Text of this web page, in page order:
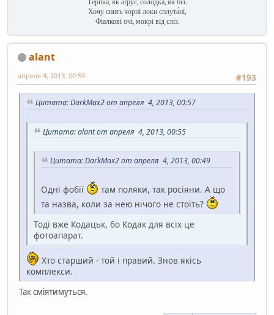
Хочу снить чорні локи сплута́ні,
Фіалкові очі, мокрі від сліз.
alant
#193
апреля 4, 2013, 00:59
Цитата: DarkMax2 от апреля 4, 2013, 00:57
Цитата: alant от апреля 4, 2013, 00:55
Цитата: DarkMax2 от апреля 4, 2013, 00:49
Одні фобії
там поляки, так росіяни. А що
та назва, коли за нею нічого не стоїть?
Тоді вже Кодацьк, бо Кодак для всіх це
фотоапарат.
Хто старший - той і правий. Знов якісь
комплекси.
Так сміятимуться.